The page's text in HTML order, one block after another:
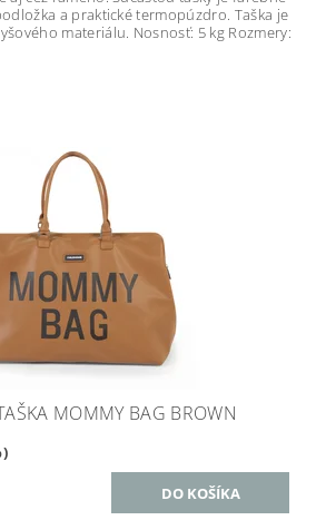
a praktické termopúzdro. Taška je
materiálu. Nosnosť: 5 kg Rozmery:
MOMMY BAG BROWN